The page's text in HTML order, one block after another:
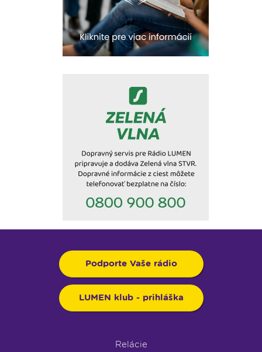
Podporte Vaše rádio
LUMEN klub - prihláška
Relácie